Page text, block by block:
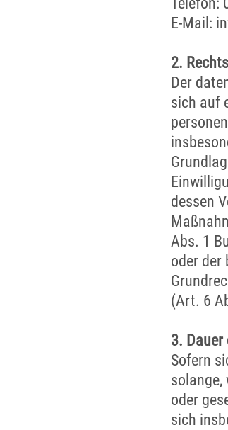
E-Mail:
2.
Der
sich auf
dessen
Abs. 1
oder der
(Art. 6
3. Dauer
Sofern
solange,
oder
sich